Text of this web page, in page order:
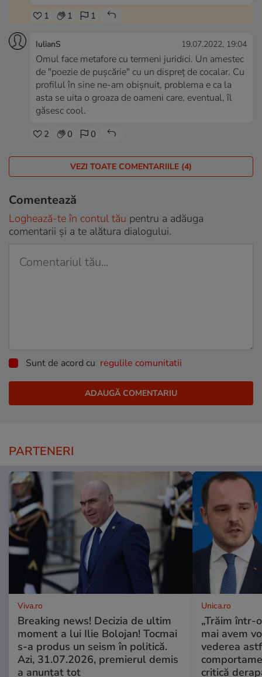
1 1 1
IulianS 19.07.2022, 19:04
Omul face metafore cu termeni juridici. Un amestec
de "poezie de pușcărie" cu un dispreț de cocalar. Cu
profilul în sine ne-am obișnuit, problema e ca la
asta se uita o groaza de oameni care, eventual, îl
găsesc cool.
2 0 0
VEZI TOATE COMENTARIILE (4)
Comentează
Loghează-te în contul tău pentru a adăuga
comentarii și a te alătura dialogului.
Sunt de acord cu regulile comunitatii
PARTENERI
Viva.ro
Breaking news! Decizia de ultim
moment a lui Ilie Bolojan! Tocmai
s-a produs un seism în politică.
Azi, 31.07.2026, premierul demis
a anunțat tot
Unica.ro
„Trăim într-
mai avem
vederea
critică